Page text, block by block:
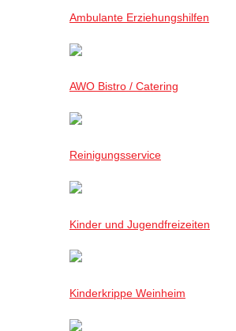
Ambulante Erziehungshilfen
AWO Bistro / Catering
Reinigungsservice
Kinder und Jugendfreizeiten
Kinderkrippe Weinheim